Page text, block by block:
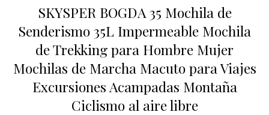
SKYSPER BOGDA 35 Mochila de
Senderismo 35L Impermeable Mochila
de Trekking para Hombre Mujer
Mochilas de Marcha Macuto para Viajes
Excursiones Acampadas Montaña
Ciclismo al aire libre